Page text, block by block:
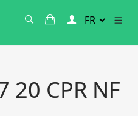
20 CPR NF